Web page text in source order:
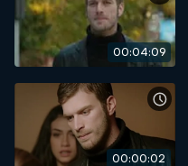
00:04:09
00:00:02